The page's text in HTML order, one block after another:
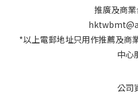
推廣及商
*以上電郵地址只用作推薦及商
中心
公司